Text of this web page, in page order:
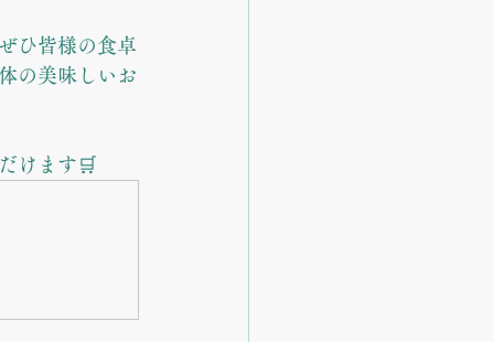
ひ皆様の食卓
の美味しいお
けます🛒